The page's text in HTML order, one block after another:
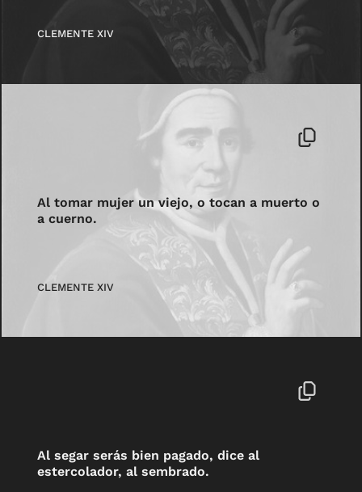
CLEMENTE XIV
Al tomar mujer un viejo, o tocan a muerto o
a cuerno.
CLEMENTE XIV
Al segar serás bien pagado, dice al
estercolador, al sembrado.